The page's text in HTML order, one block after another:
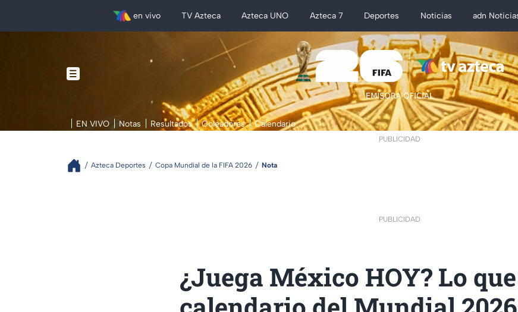
en vivo TV Azteca Azteca UNO Azteca 7 Deportes Noticias adn
EN VIVO Notas Resultados Goleadores Calendario
PUBLICIDAD
Azteca Deportes Copa Mundial de la FIFA 2026 Nota
PUBLICIDAD
¿Juega México HOY? Lo